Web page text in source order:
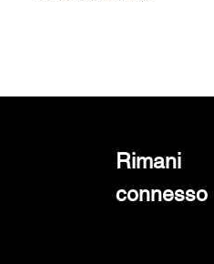
Rimani
connesso